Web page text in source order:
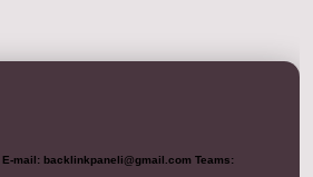
E-mail: backlinkpaneli@gmail.com Teams: